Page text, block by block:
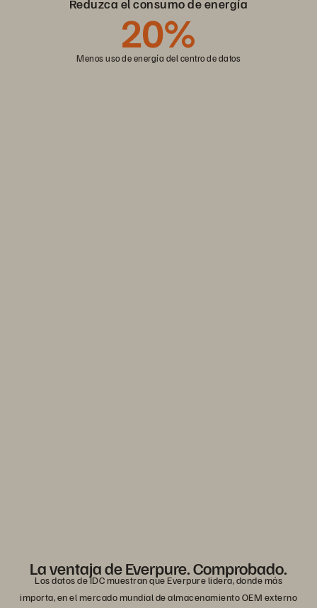
Reduzca el consumo de energía
20%
Menos uso de energía del centro de datos
La ventaja de Everpure. Comprobado.
Los datos de IDC muestran que Everpure lidera, donde más
importa, en el mercado mundial de almacenamiento OEM externo